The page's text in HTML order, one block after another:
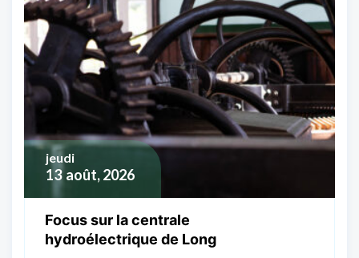
13 août, 2026
jeudi
Focus sur la centrale
hydroélectrique de Long